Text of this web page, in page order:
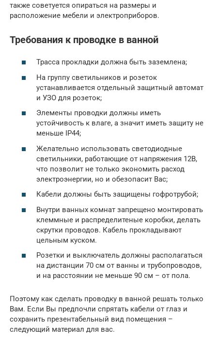
также советуется опираться на размеры и
расположение мебели и электроприборов.
Требования к проводке в ванной
Трасса прокладки должна быть заземлена;
На группу светильников и розеток
устанавливается отдельный защитный автомат
и УЗО для розеток;
Элементы проводки должны иметь
устойчивость к влаге, а значит иметь защиту не
меньше IP44;
Желательно использовать светодиодные
светильники, работающие от напряжения 12В,
что позволит не только экономить расход
электроэнергии, но и обезопасит Вас;
Кабели должны быть защищены гофротрубой;
Внутри ванных комнат запрещено монтировать
клеммные и распределитеные коробки, делать
скрутки проводов. Кабель прокладывают
цельным куском.
Розетки и выключатель должны располагаться
на дистанции 70 см от ванны и трубопроводов,
и на расстоянии не меньше 90 см – от пола.
Поэтому как сделать проводку в ванной решать только
Вам. Если Вы предпочли спрятать кабели от глаз и
сохранить презентабельный вид помещения –
следующий материал для вас.